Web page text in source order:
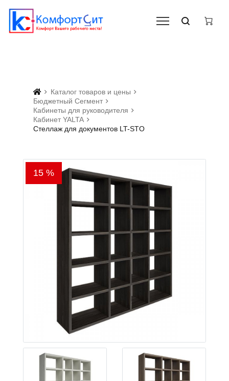
Каталог товаров и цены
Бюджетный Сегмент
Кабинеты для руководителя
Кабинет YALTA
Стеллаж для документов LT-STO
15 %